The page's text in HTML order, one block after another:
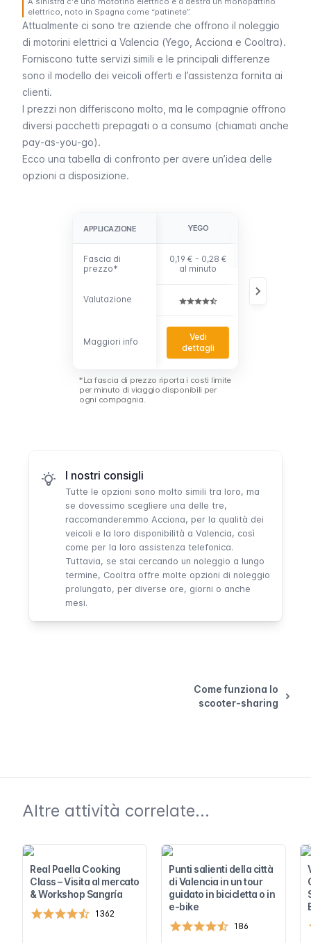
elettrico, noto in Spagna come “patinete”.
Attualmente ci sono tre aziende che offrono il noleggio
di motorini elettrici a Valencia (Yego Acciona e Cooltra).
Forniscono tutte servizi simili e le principali differenze
sono il modello dei veicoli offerti e l’assistenza fornita ai
clienti.
I prezzi non differiscono molto, ma le compagnie offrono
diversi pacchetti prepagati o a consumo (chiamati anche
pay-as-you-go).
Ecco una tabella di confronto per avere un’idea delle
opzioni a disposizione.
APPLICAZIONE
Fascia di
prezzo*
Valutazione
Maggiori info
APPLICAZIONE YEGO
Fascia di
prezzo*
0,19 € - 0,28 €
al minuto
Valutazione
Maggiori info
Vedi
dettagli
*La fascia di prezzo riporta i costi limite
per minuto di viaggio disponibili per
ogni compagnia.
I nostri consigli
Tutte le opzioni sono molto simili tra loro, ma
se dovessimo scegliere una delle tre,
raccomanderemmo Acciona, per la qualità dei
veicoli e la loro disponibilità a Valencia, così
come per la loro assistenza telefonica.
Tuttavia, se stai cercando un noleggio a lungo
termine, Cooltra offre molte opzioni di noleggio
prolungato, per diverse ore, giorni o anche
mesi.
Come funziona lo
scooter-sharing
Altre attività correlate...
Real Paella Cooking
Class – Visita al mercato
& Workshop Sangría
1362
Punti salienti della città
di Valencia in un tour
guidato in bicicletta o in
e-bike
186